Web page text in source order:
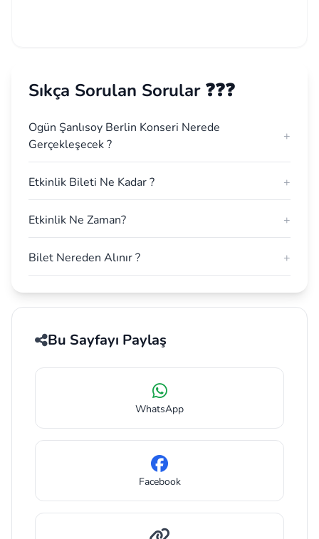
Sıkça Sorulan Sorular ❓❓❓
Ogün Şanlısoy Berlin Konseri Nerede
Gerçekleşecek ?
+
Etkinlik Bileti Ne Kadar ? +
Etkinlik Ne Zaman? +
Bilet Nereden Alınır ? +
Bu Sayfayı Paylaş
WhatsApp
Facebook